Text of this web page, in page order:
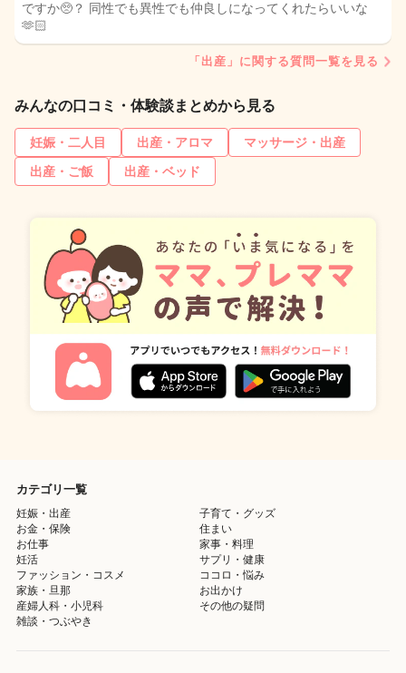
ですか🥺？ 同性でも異性でも仲良しになってくれたらいいな
🫶🏻
「出産」に関する質問一覧を見る
みんなの口コミ・体験談まとめから見る
妊娠・二人目 出産・アロマ
マッサージ・出産
出産・ご飯
出産・ベッド
カテゴリ一覧
妊娠・出産
子育て・グッズ
お金・保険
住まい
お仕事
家事・料理
妊活
サプリ・健康
ファッション・コスメ
ココロ・悩み
家族・旦那
お出かけ
産婦人科・小児科
その他の疑問
雑談・つぶやき